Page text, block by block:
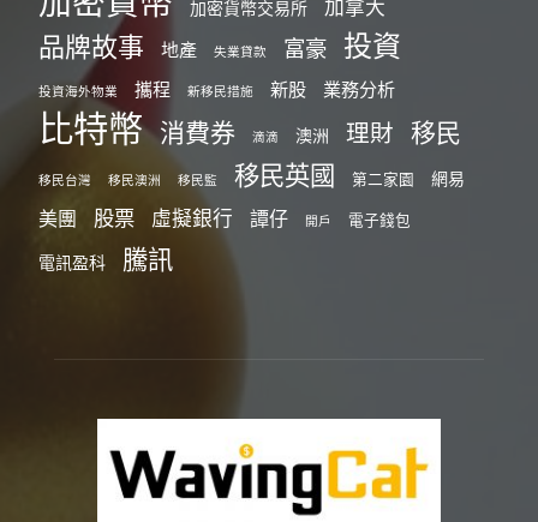
加密貨幣交易所 加拿大
品牌故事 地產 失業貸款 富豪 投資
投資海外物業 攜程 新移民措施 新股 業務分析
比特幣 消費券 滴滴 澳洲 理財 移民
移民台灣 移民澳洲 移民監 移民英國 第二家園 網易
美團 股票 虛擬銀行 譚仔 開戶 電子錢包
電訊盈科 騰訊